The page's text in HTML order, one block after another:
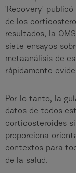
'Recovery'
de los
resultados, la
siete ensayos
metaanálisis de
rápidamente
Por lo tanto, la
datos de todos
corticosteroides
proporciona
contextos para
de la salud.